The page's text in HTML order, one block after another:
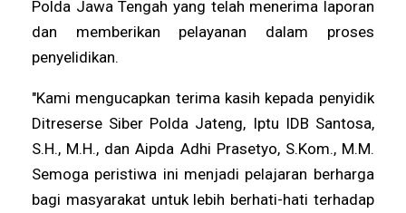
Polda Jawa Tengah yang telah menerima laporan
dan memberikan pelayanan dalam proses
penyelidikan.
"Kami mengucapkan terima kasih kepada penyidik
Ditreserse Siber Polda Jateng, Iptu IDB Santosa,
S.H., M.H., dan Aipda Adhi Prasetyo, S.Kom., M.M.
Semoga peristiwa ini menjadi pelajaran berharga
bagi masyarakat untuk lebih berhati-hati terhadap